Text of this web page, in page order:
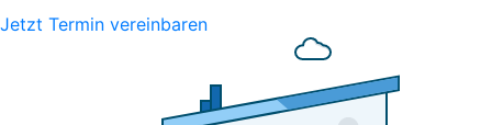
Jetzt Termin vereinbaren